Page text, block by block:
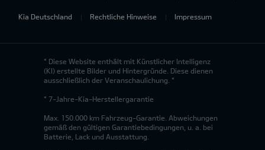
Kia Deutschland Rechtliche Hinweise Impressum
* Diese Website enthält mit Künstlicher Intelligenz
(KI) erstellte Bilder und Hintergründe. Diese dienen
ausschließlich der Veranschaulichung. *
* 7-Jahre-Kia-Herstellergarantie
Max. 150.000 km Fahrzeug-Garantie. Abweichungen
gemäß den gültigen Garantiebedingungen, u. a. bei
Batterie, Lack und Ausstattung.